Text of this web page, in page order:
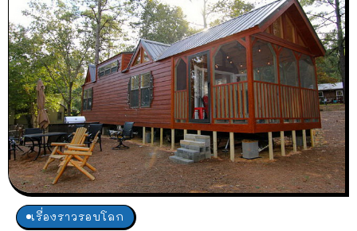
เรื่องราวรอบโลก